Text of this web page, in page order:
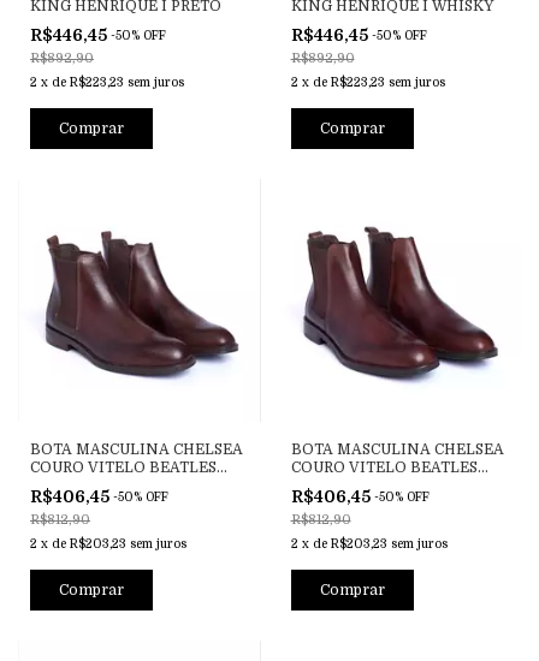
KING HENRIQUE I PRETO
R$446,45 -50% OFF
R$892,90
2 x de R$223,23 sem juros
Comprar
KING HENRIQUE I WHISKY
R$446,45 -50% OFF
R$892,90
2 x de R$223,23 sem juros
Comprar
BOTA MASCULINA CHELSEA
COURO VITELO BEATLES
MOCA
R$406,45 -50% OFF
R$812,90
2 x de R$203,23 sem juros
Comprar
BOTA MASCULINA CHELSEA
COURO VITELO BEATLES
HAVANA
R$406,45 -50% OFF
R$812,90
2 x de R$203,23 sem juros
Comprar